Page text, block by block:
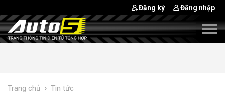
Đăng ký Đăng nhập
Trang chủ › Tin tức